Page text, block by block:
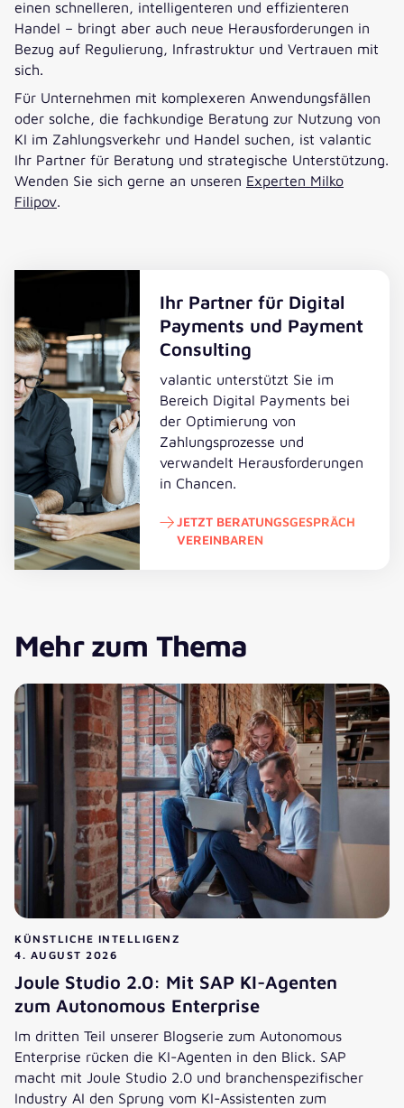
einen schnelleren, intelligenteren und effizienteren
Handel – bringt aber auch neue Herausforderungen in
Bezug auf Regulierung, Infrastruktur und Vertrauen mit
sich.
Für Unternehmen mit komplexeren Anwendungsfällen
oder solche, die fachkundige Beratung zur Nutzung von
KI im Zahlungsverkehr und Handel suchen, ist valantic
Ihr Partner für Beratung und strategische Unterstützung.
Wenden Sie sich gerne an unseren Experten Milko
Filipov
Ihr Partner für Digital
Payments und Payment
Consulting
valantic unterstützt Sie im
Bereich Digital Payments bei
der Optimierung von
Zahlungsprozesse und
verwandelt Herausforderungen
in Chancen.
JETZT BERATUNGSGESPRÄCH
VEREINBAREN
Mehr zum Thema
KÜNSTLICHE INTELLIGENZ
4. AUGUST 2026
Joule Studio 2.0: Mit SAP KI-Agenten
zum Autonomous Enterprise
Im dritten Teil unserer Blogserie zum Autonomous
Enterprise rücken die KI-Agenten in den Blick. SAP
macht mit Joule Studio 2.0 und branchenspezifischer
Industry AI den Sprung vom KI-Assistenten zum